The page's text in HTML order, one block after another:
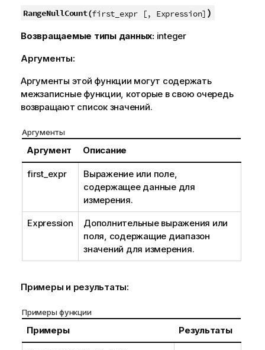
RangeNullCount(first_expr [, Expression] )
Возвращаемые типы данных: integer
Аргументы:
Аргументы этой функции могут содержать
межзаписные функции, которые в свою очередь
возвращают список значений.
Аргументы
Аргумент Описание
first_expr
Выражение или поле,
содержащее данные для
измерения.
Expression
Дополнительные выражения или
поля, содержащие диапазон
значений для измерения.
Примеры и результаты:
Примеры функции
Примеры Результаты